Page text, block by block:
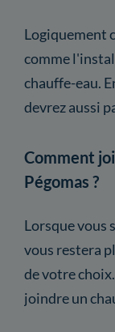
Logiquement
comme
chauffe-eau.
devrez aussi
Comment
Pégomas ?
Lorsque vous
vous restera
de votre
joindre un